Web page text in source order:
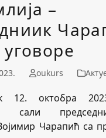
–
oukurs
12. октобра
сали
Чарапић са